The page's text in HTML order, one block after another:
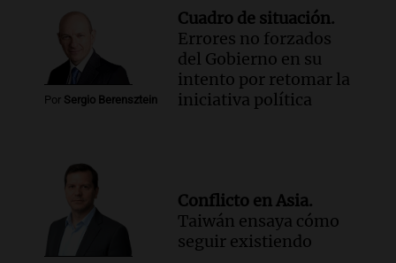
Por Sergio Berensztein
Cuadro de situación.
Errores no forzados
del Gobierno en su
intento por retomar la
iniciativa política
Conflicto en Asia.
Taiwán ensaya cómo
seguir existiendo